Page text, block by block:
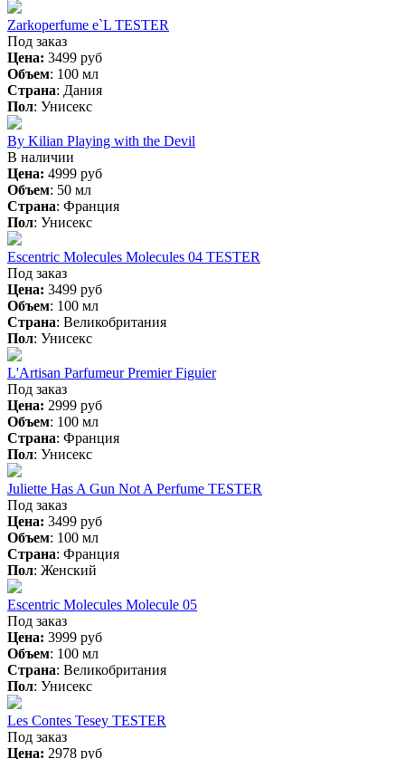
Zarkoperfume e`L TESTER
Под заказ
Цена: 3499 руб
Объем: 100 мл
Страна: Дания
Пол: Унисекс
By Kilian Playing with the Devil
В наличии
Цена: 4999 руб
Объем: 50 мл
Страна: Франция
Пол: Унисекс
Escentric Molecules Molecules 04 TESTER
Под заказ
Цена: 3499 руб
Объем: 100 мл
Страна: Великобритания
Пол: Унисекс
L'Artisan Parfumeur Premier Figuier
Под заказ
Цена: 2999 руб
Объем: 100 мл
Страна: Франция
Пол: Унисекс
Juliette Has A Gun Not A Perfume TESTER
Под заказ
Цена: 3499 руб
Объем: 100 мл
Страна: Франция
Пол: Женский
Escentric Molecules Molecule 05
Под заказ
Цена: 3999 руб
Объем: 100 мл
Страна: Великобритания
Пол: Унисекс
Les Contes Tesey TESTER
Под заказ
Цена: 2978 руб